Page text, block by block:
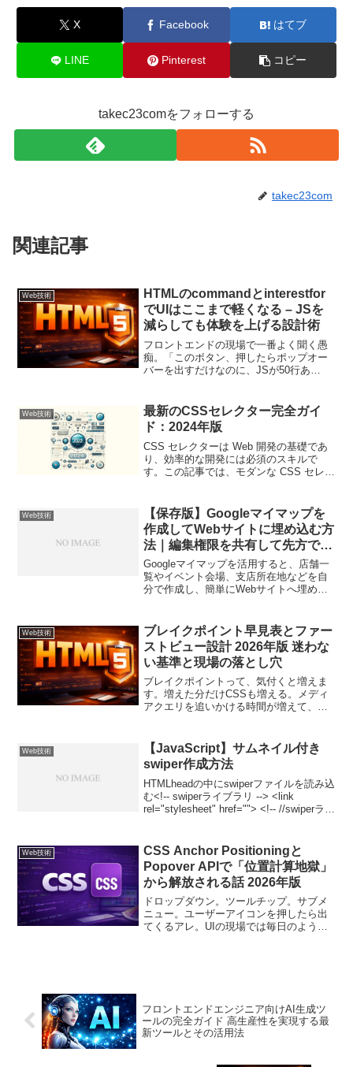
X Facebook はてブ
LINE Pinterest コピー
takec23comをフォローする
takec23com
関連記事
Web技術
HTMLのcommandとinterestfor
でUIはここまで軽くなる – JSを
減らしても体験を上げる設計術
フロントエンドの現場で一番よく聞く愚
痴。「このボタン、押したらポップオー
バーを出すだけなのに、JSが50行あ
り、レビューで突っ込まれ、アクセシビ
リティ対応で更に増え...
Web技術
最新のCSSセレクター完全ガイ
ド：2024年版
CSS セレクターは Web 開発の基礎であ
り、効率的な開発には必須のスキルで
す。この記事では、モダンな CSS セレク
セレクターまずは基本的なセレクターか
ら確認してい...
Web技術
【保存版】Googleマイマップを
作成してWebサイトに埋め込む方
法｜編集権限を共有して先方でも
更新できるようにする手順
Googleマイマップを活用すると、店舗一
覧やイベント会場、支店所在地などを自
分で作成し、簡単にWebサイトへ埋め込
図情報を自由に更新できるため、制作会
社にとっても運用...
Web技術
ブレイクポイント早見表とファー
ストビュー設計 2026年版 迷わな
い基準と現場の落とし穴
ブレイクポイントって、気付くと増えま
す。増えた分だけCSSも増える。メディ
アクエリを追いかける時間が増えて、デ
レスポンシブだっけ。そんな日が来ま
す。一方でファーストビュ...
Web技術
【JavaScript】サムネイル付き
swiper作成方法
HTMLheadの中にswiperファイルを読み込
む<!-- swiperライブラリ --> <link
rel="stylesheet" href=""> <!-- //swiperライ
Web技術
CSS Anchor Positioningと
Popover APIで「位置計算地獄」
から解放される話 2026年版
ドロップダウン。ツールチップ。サブメ
ニュー。ユーザーアイコンを押したら出
てくるアレ。UIの現場では毎日のように
フロントエンドエンジニア向けAI生成ツ
ールの完全ガイド 高生産性を実現する最
新ツールとその活用法